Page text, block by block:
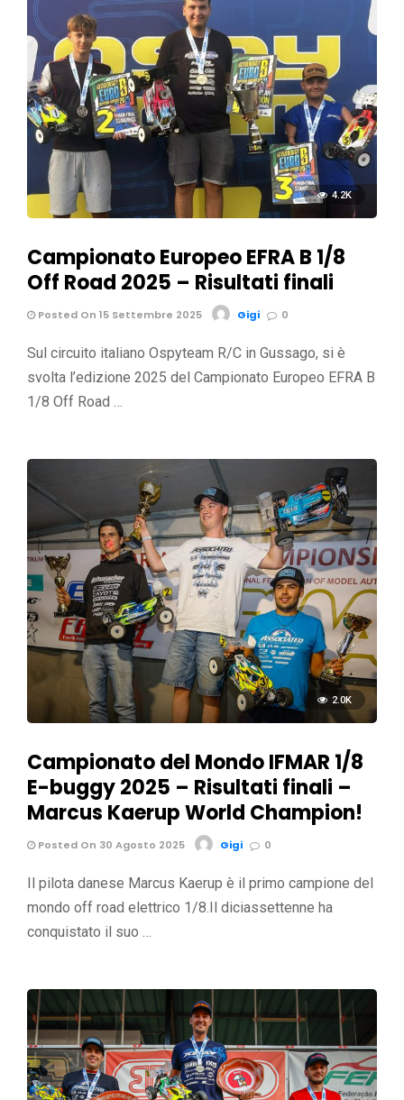
4.2K
Campionato Europeo EFRA B 1/8
Off Road 2025 – Risultati finali
Posted On 15 Settembre 2025 Gigi 0
Sul circuito italiano Ospyteam R/C in Gussago, si è
svolta l’edizione 2025 del Campionato Europeo EFRA B
1/8 Off Road …
2.0K
Campionato del Mondo IFMAR 1/8
E-buggy 2025 – Risultati finali –
Marcus Kaerup World Champion!
Posted On 30 Agosto 2025 Gigi 0
Il pilota danese Marcus Kaerup è il primo campione del
mondo off road elettrico 1/8.Il diciassettenne ha
conquistato il suo …